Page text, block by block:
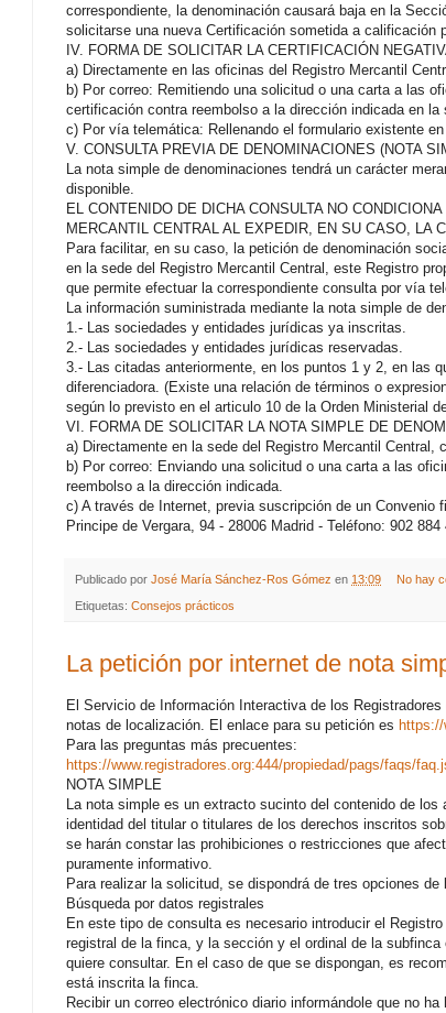
correspondiente, la denominación causará baja en la
solicitarse una nueva Certificación sometida a calificación
IV. FORMA DE SOLICITAR LA CERTIFICACIÓN
a) Directamente en las oficinas del Registro Mercantil
b) Por correo: Remitiendo una solicitud o una carta a las
certificación contra reembolso a la dirección indicada en la
c) Por vía telemática: Rellenando el formulario existente
V. CONSULTA PREVIA DE DENOMINACIONES (NOTA
La nota simple de denominaciones tendrá un carácter
disponible.
EL CONTENIDO DE DICHA CONSULTA NO
MERCANTIL CENTRAL AL EXPEDIR, EN SU CASO, LA
Para facilitar, en su caso, la petición de denominación
en la sede del Registro Mercantil Central, este Registro
que permite efectuar la correspondiente consulta por vía
La información suministrada mediante la nota simple de
1.- Las sociedades y entidades jurídicas ya inscritas.
2.- Las sociedades y entidades jurídicas reservadas.
3.- Las citadas anteriormente, en los puntos 1 y 2, en las
diferenciadora. (Existe una relación de términos o
según lo previsto en el articulo 10 de la Orden Ministerial
VI. FORMA DE SOLICITAR LA NOTA SIMPLE DE
a) Directamente en la sede del Registro Mercantil Central,
b) Por correo: Enviando una solicitud o una carta a las
reembolso a la dirección indicada.
c) A través de Internet, previa suscripción de un Convenio
Principe de Vergara, 94 - 28006 Madrid - Teléfono: 902 884
Publicado por José María Sánchez-Ros Gómez en 13:09 No hay
Etiquetas: Consejos prácticos
La petición por internet de nota
El Servicio de Información Interactiva de los
notas de localización. El enlace para su petición es
Para las preguntas más precuentes:
https://www.registradores.org:444/propiedad/pags/faqs/
NOTA SIMPLE
La nota simple es un extracto sucinto del contenido de
identidad del titular o titulares de los derechos inscritos
se harán constar las prohibiciones o restricciones que
puramente informativo.
Para realizar la solicitud, se dispondrá de tres opciones de
Búsqueda por datos registrales
En este tipo de consulta es necesario introducir el
registral de la finca, y la sección y el ordinal de la
quiere consultar. En el caso de que se dispongan, es
está inscrita la finca.
Recibir un correo electrónico diario informándole que no